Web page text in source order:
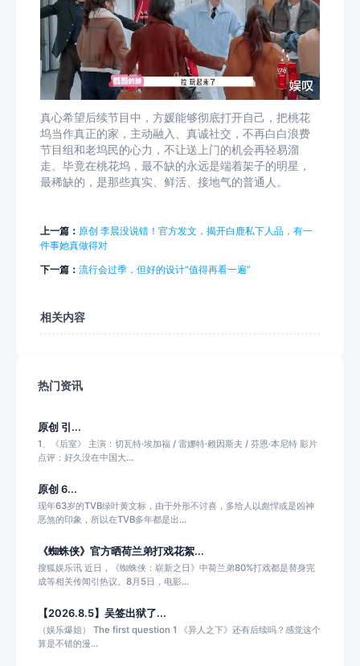
真心希望后续节目中，方媛能够彻底打开自己，把桃花
坞当作真正的家，主动融入、真诚社交，不再白白浪费
节目组和老坞民的心力，不让送上门的机会再轻易溜
走。毕竟在桃花坞，最不缺的永远是端着架子的明星，
最稀缺的，是那些真实、鲜活、接地气的普通人。
上一篇： 原创 李晨没说错！官方发文，揭开白鹿私下人品，有一
件事她真做得对
下一篇： 流行会过季，但好的设计“值得再看一遍”
相关内容
热门资讯
原创 引...
1、《后室》 主演：切瓦特·埃加福 / 雷娜特·赖因斯夫 / 芬恩·本尼特 影片
点评：好久没在中国大...
原创 6...
现年63岁的TVB绿叶黄文标，由于外形不讨喜，多给人以彪悍或是凶神
恶煞的印象，所以在TVB多年都是出...
《蜘蛛侠》官方晒荷兰弟打戏花絮...
搜狐娱乐讯 近日，《蜘蛛侠：崭新之日》中荷兰弟80%打戏都是替身完
成等相关传闻引热议。8月5日，电影...
【2026.8.5】吴签出狱了...
（娱乐爆姐） The first question 1 《异人之下》还有后续吗？感觉这个
算是不错的漫...